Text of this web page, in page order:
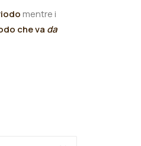
mentre i
che va da